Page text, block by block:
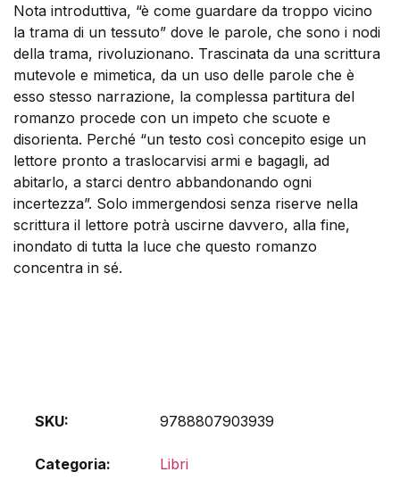
Nota introduttiva, “è come guardare da troppo vicino
la trama di un tessuto” dove le parole, che sono i nodi
della trama, rivoluzionano. Trascinata da una scrittura
mutevole e mimetica, da un uso delle parole che è
esso stesso narrazione, la complessa partitura del
romanzo procede con un impeto che scuote e
disorienta. Perché “un testo così concepito esige un
lettore pronto a traslocarvisi armi e bagagli, ad
abitarlo, a starci dentro abbandonando ogni
incertezza”. Solo immergendosi senza riserve nella
scrittura il lettore potrà uscirne davvero, alla fine,
inondato di tutta la luce che questo romanzo
concentra in sé.
SKU: 9788807903939
Categoria: Libri